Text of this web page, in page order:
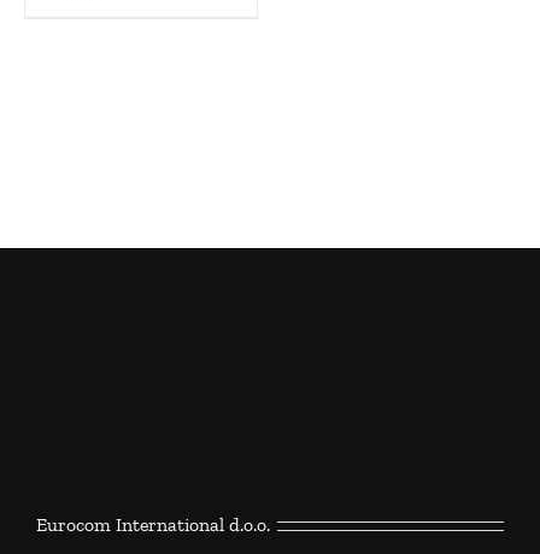
Eurocom International d.o.o.